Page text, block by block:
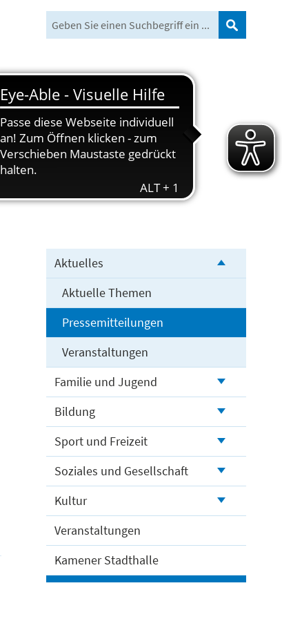
Freizeit und Tourismus
Aktuelles
Aktuelle Themen
Pressemitteilungen
Veranstaltungen
Familie und Jugend
Bildung
Sport und Freizeit
Soziales und Gesellschaft
Kultur
Veranstaltungen
Kamener Stadthalle